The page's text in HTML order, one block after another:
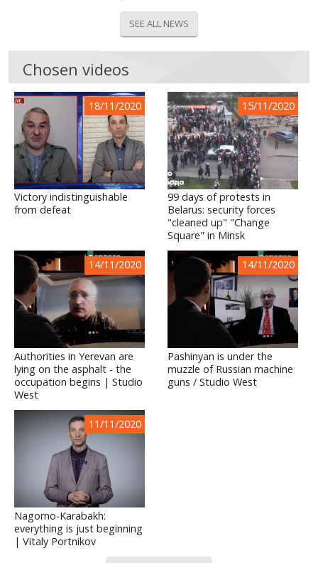
SEE ALL NEWS
Chosen videos
18/11/2020
Victory indistinguishable
from defeat
15/11/2020
99 days of protests in
Belarus: security forces
"cleaned up" "Change
Square" in Minsk
14/11/2020
Authorities in Yerevan are
lying on the asphalt - the
occupation begins | Studio
West
14/11/2020
Pashinyan is under the
muzzle of Russian machine
guns / Studio West
11/11/2020
Nagorno-Karabakh:
everything is just beginning
| Vitaly Portnikov